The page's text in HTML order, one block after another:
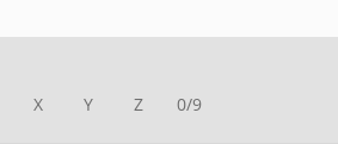
X Y Z 0/9